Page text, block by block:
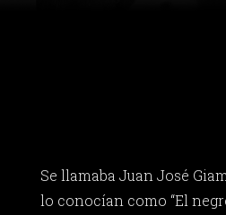
Se llamaba Juan José
lo conocían como “El